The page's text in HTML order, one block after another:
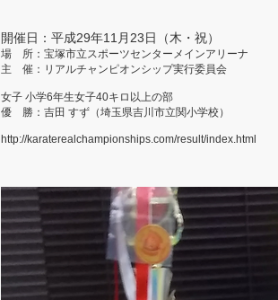
開催日：平成29年11月23日（木・祝）
場 所：宝塚市立スポーツセンターメインアリーナ
主 催：リアルチャンピオンシップ実行委員会
女子 小学6年生女子40キロ以上の部
優 勝：吉田 すず（埼玉県吉川市立関小学校）
http://karaterealchampionships.com/result/index.html